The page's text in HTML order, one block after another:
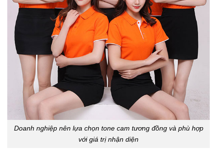
Doanh nghiệp nên lựa chọn tone cam tương đồng và phù hợp
với giá trị nhận diện